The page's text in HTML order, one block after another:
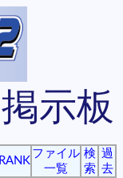
示板
RANK
ファイル
一覧
検
索
過
去